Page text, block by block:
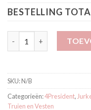
BESTELLING
4President Jurk Nara
SKU:N/B
Categorieën:4President,
Truien en Vesten